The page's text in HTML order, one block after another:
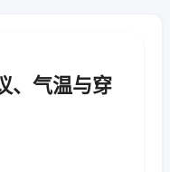
、气温与穿